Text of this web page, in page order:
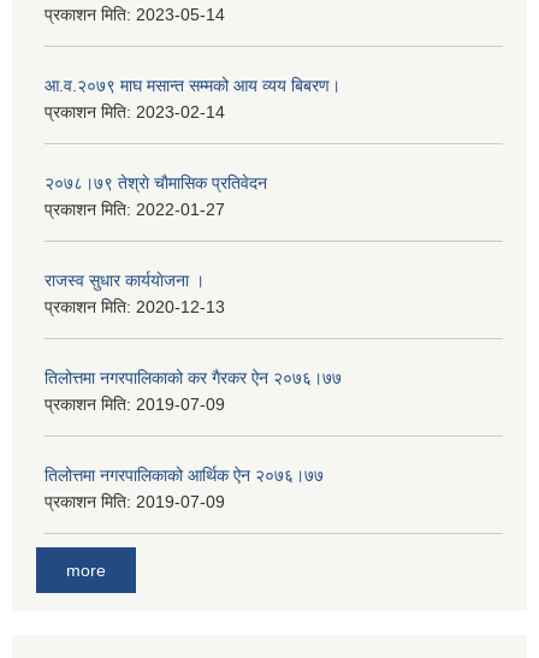
प्रकाशन मिति: 2023-05-14
आ.व.२०७९ माघ मसान्त सम्मको आय व्यय बिबरण।
प्रकाशन मिति: 2023-02-14
२०७८।७९ तेश्राे चाैमासिक प्रतिवेदन
प्रकाशन मिति: 2022-01-27
राजस्व सुधार कार्ययाेजना ।
प्रकाशन मिति: 2020-12-13
तिलोत्तमा नगरपालिकाको कर गैरकर ऐन २०७६।७७
प्रकाशन मिति: 2019-07-09
तिलोत्तमा नगरपालिकाको आर्थिक ऐन २०७६।७७
प्रकाशन मिति: 2019-07-09
more